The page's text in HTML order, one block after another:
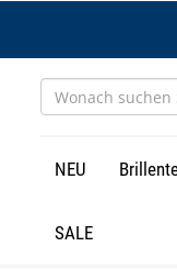
NEU
SALE